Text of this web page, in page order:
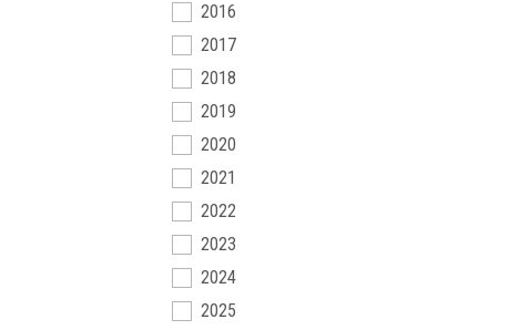
2016
2017
2018
2019
2020
2021
2022
2023
2024
2025